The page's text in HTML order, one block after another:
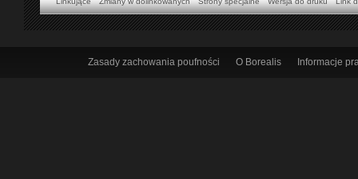
Zasady zachowania poufności O Borealis Informacje